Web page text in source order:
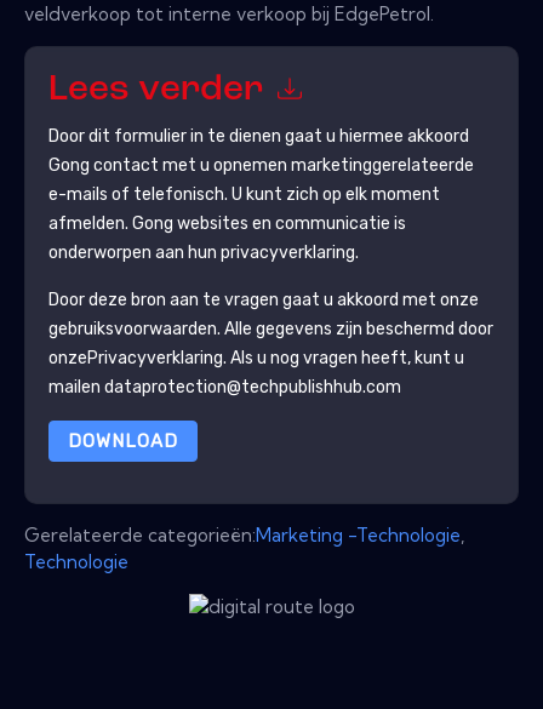
veldverkoop tot interne verkoop bij EdgePetrol.
Lees verder
Door dit formulier in te dienen gaat u hiermee akkoord
Gong contact met u opnemen marketinggerelateerde
e-mails of telefonisch. U kunt zich op elk moment
afmelden. Gong websites en communicatie is
onderworpen aan hun privacyverklaring.
Door deze bron aan te vragen gaat u akkoord met onze
gebruiksvoorwaarden. Alle gegevens zijn beschermd door
onzePrivacyverklaring. Als u nog vragen heeft, kunt u
mailen dataprotection@techpublishhub.com
DOWNLOAD
Gerelateerde categorieën:Marketing -Technologie
Technologie